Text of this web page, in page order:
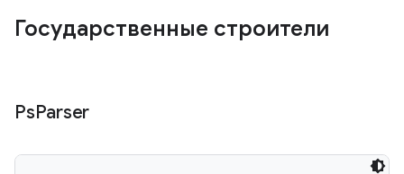
Государственные строители
PsParser